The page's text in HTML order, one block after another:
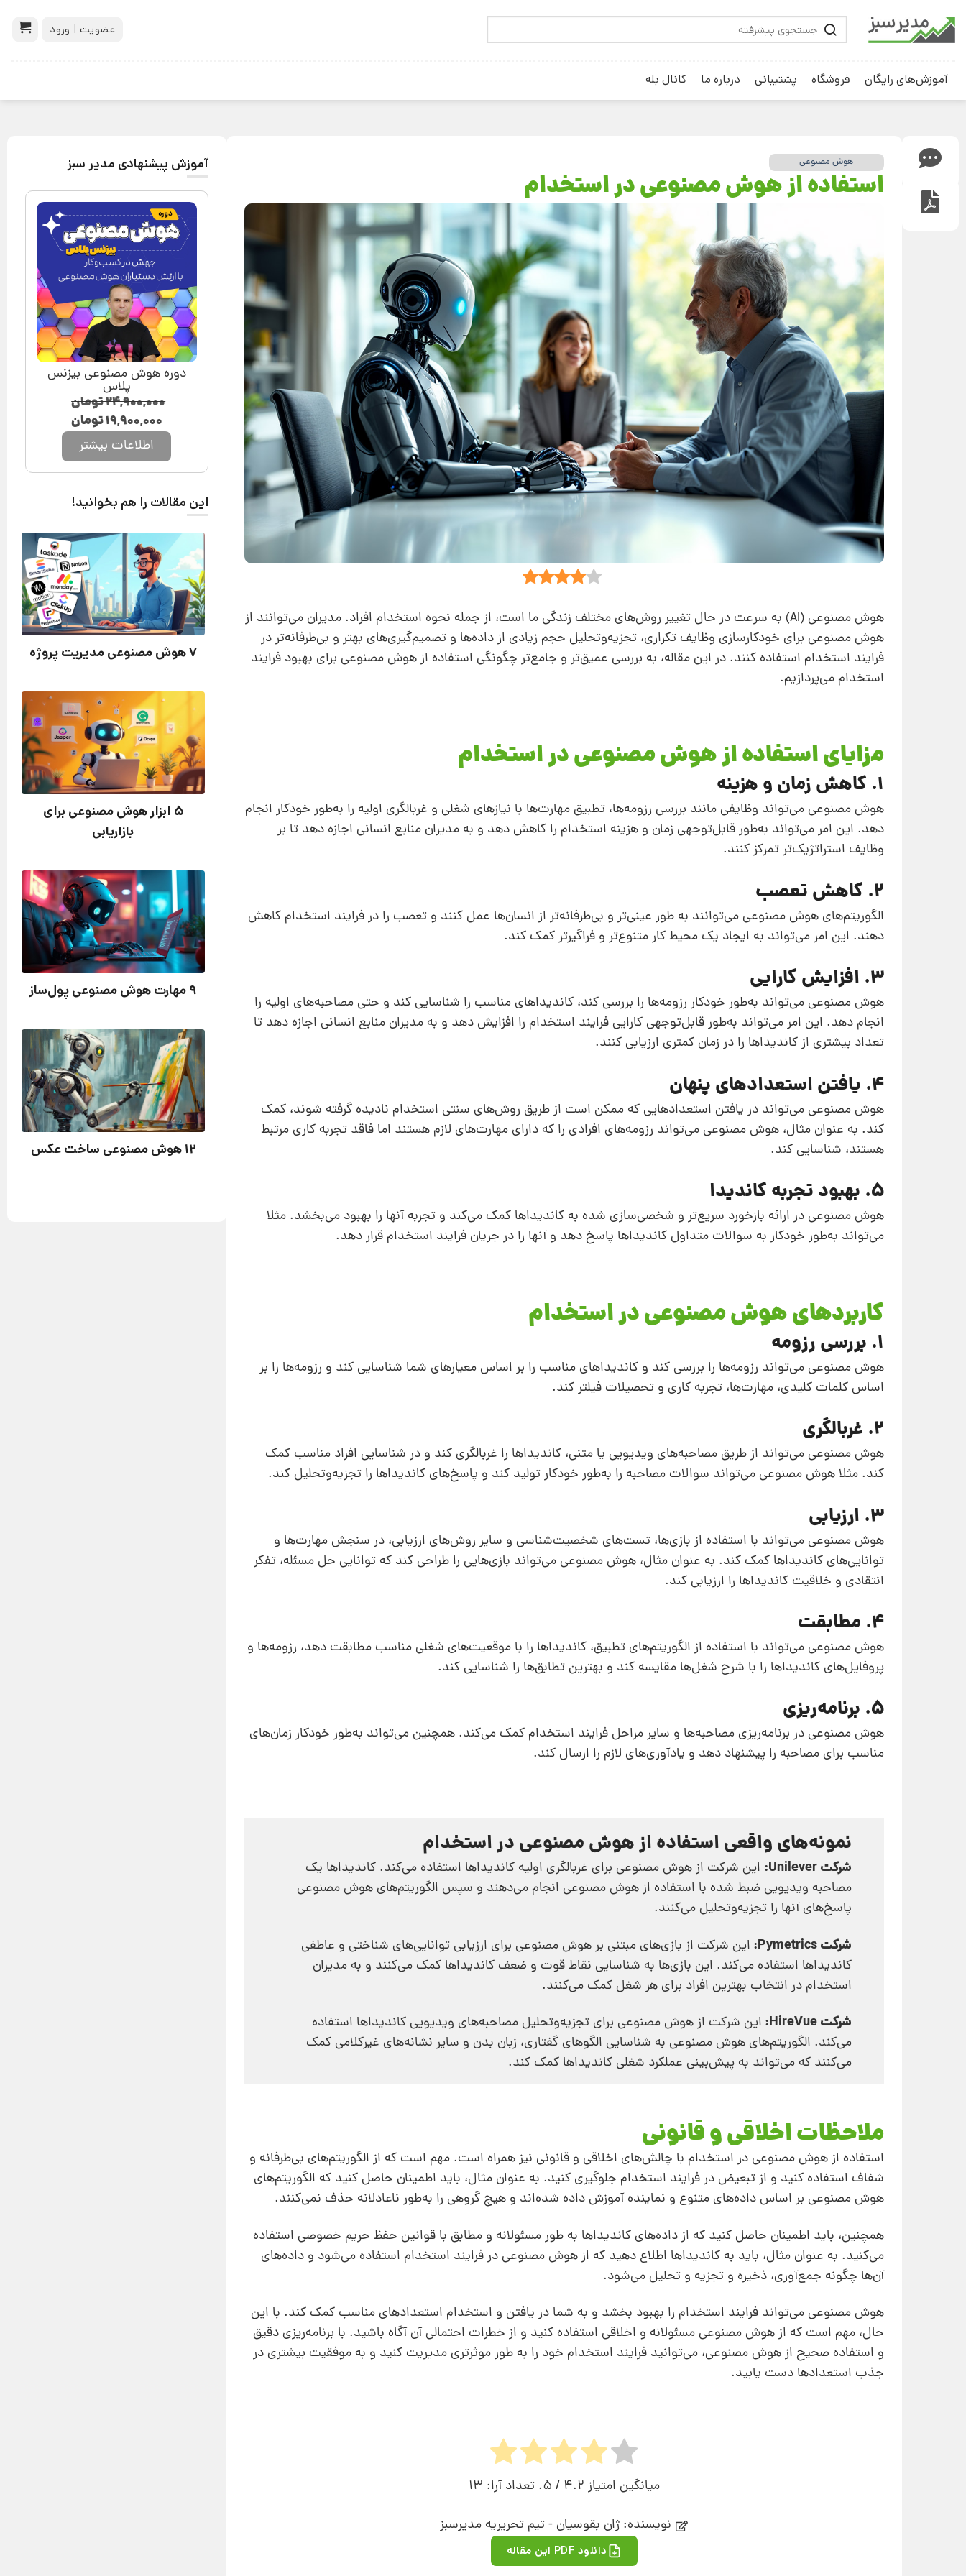
عضویت | ورود
آموزش‌های رایگان فروشگاه پشتیبانی درباره ما کانال بله
هوش مصنوعی
استفاده از هوش مصنوعی در استخدام
هوش مصنوعی (AI) به سرعت در حال تغییر روش‌های مختلف زندگی ما است، از جمله نحوه استخدام افراد. مدیران می‌توانند از
هوش مصنوعی برای خودکارسازی وظایف تکراری، تجزیه‌وتحلیل حجم زیادی از داده‌ها و تصمیم‌گیری‌های بهتر و بی‌طرفانه‌تر در
فرایند استخدام استفاده کنند. در این مقاله، به بررسی عمیق‌تر و جامع‌تر چگونگی استفاده از هوش مصنوعی برای بهبود فرایند
استخدام می‌پردازیم.
مزایای استفاده از هوش مصنوعی در استخدام
1. کاهش زمان و هزینه
هوش مصنوعی می‌تواند وظایفی مانند بررسی رزومه‌ها، تطبیق مهارت‌ها با نیازهای شغلی و غربالگری اولیه را به‌طور خودکار انجام
دهد. این امر می‌تواند به‌طور قابل‌توجهی زمان و هزینه استخدام را کاهش دهد و به مدیران منابع انسانی اجازه دهد تا بر
وظایف استراتژیک‌تر تمرکز کنند.
2. کاهش تعصب
الگوریتم‌های هوش مصنوعی می‌توانند به طور عینی‌تر و بی‌طرفانه‌تر از انسان‌ها عمل کنند و تعصب را در فرایند استخدام کاهش
دهند. این امر می‌تواند به ایجاد یک محیط کار متنوع‌تر و فراگیرتر کمک کند.
3. افزایش کارایی
هوش مصنوعی می‌تواند به‌طور خودکار رزومه‌ها را بررسی کند، کاندیداهای مناسب را شناسایی کند و حتی مصاحبه‌های اولیه را
انجام دهد. این امر می‌تواند به‌طور قابل‌توجهی کارایی فرایند استخدام را افزایش دهد و به مدیران منابع انسانی اجازه دهد تا
تعداد بیشتری از کاندیداها را در زمان کمتری ارزیابی کنند.
4. یافتن استعدادهای پنهان
هوش مصنوعی می‌تواند در یافتن استعدادهایی که ممکن است از طریق روش‌های سنتی استخدام نادیده گرفته شوند، کمک
کند. به عنوان مثال، هوش مصنوعی می‌تواند رزومه‌های افرادی را که دارای مهارت‌های لازم هستند اما فاقد تجربه کاری مرتبط
هستند، شناسایی کند.
5. بهبود تجربه کاندیدا
هوش مصنوعی در ارائه بازخورد سریع‌تر و شخصی‌سازی شده به کاندیداها کمک می‌کند و تجربه آنها را بهبود می‌بخشد. مثلا
می‌تواند به‌طور خودکار به سوالات متداول کاندیداها پاسخ دهد و آنها را در جریان فرایند استخدام قرار دهد.
کاربردهای هوش مصنوعی در استخدام
1. بررسی رزومه
هوش مصنوعی می‌تواند رزومه‌ها را بررسی کند و کاندیداهای مناسب را بر اساس معیارهای شما شناسایی کند و رزومه‌ها را بر
اساس کلمات کلیدی، مهارت‌ها، تجربه کاری و تحصیلات فیلتر کند.
2. غربالگری
هوش مصنوعی می‌تواند از طریق مصاحبه‌های ویدیویی یا متنی، کاندیداها را غربالگری کند و در شناسایی افراد مناسب کمک
کند. مثلا هوش مصنوعی می‌تواند سوالات مصاحبه را به‌طور خودکار تولید کند و پاسخ‌های کاندیداها را تجزیه‌وتحلیل کند.
3. ارزیابی
هوش مصنوعی می‌تواند با استفاده از بازی‌ها، تست‌های شخصیت‌شناسی و سایر روش‌های ارزیابی، در سنجش مهارت‌ها و
توانایی‌های کاندیداها کمک کند. به عنوان مثال، هوش مصنوعی می‌تواند بازی‌هایی را طراحی کند که توانایی حل مسئله، تفکر
انتقادی و خلاقیت کاندیداها را ارزیابی کند.
4. مطابقت
هوش مصنوعی می‌تواند با استفاده از الگوریتم‌های تطبیق، کاندیداها را با موقعیت‌های شغلی مناسب مطابقت دهد، رزومه‌ها و
پروفایل‌های کاندیداها را با شرح شغل‌ها مقایسه کند و بهترین تطابق‌ها را شناسایی کند.
5. برنامه‌ریزی
هوش مصنوعی در برنامه‌ریزی مصاحبه‌ها و سایر مراحل فرایند استخدام کمک می‌کند. همچنین می‌تواند به‌طور خودکار زمان‌های
مناسب برای مصاحبه را پیشنهاد دهد و یادآوری‌های لازم را ارسال کند.
نمونه‌های واقعی استفاده از هوش مصنوعی در استخدام
شرکت Unilever:
این شرکت از هوش مصنوعی برای غربالگری اولیه کاندیداها استفاده می‌کند. کاندیداها یک
مصاحبه ویدیویی ضبط شده با استفاده از هوش مصنوعی انجام می‌دهند و سپس الگوریتم‌های هوش مصنوعی
پاسخ‌های آنها را تجزیه‌وتحلیل می‌کنند.
شرکت Pymetrics:
این شرکت از بازی‌های مبتنی بر هوش مصنوعی برای ارزیابی توانایی‌های شناختی و عاطفی
کاندیداها استفاده می‌کند. این بازی‌ها به شناسایی نقاط قوت و ضعف کاندیداها کمک می‌کنند و به مدیران
استخدام در انتخاب بهترین افراد برای هر شغل کمک می‌کنند.
شرکت HireVue:
این شرکت از هوش مصنوعی برای تجزیه‌وتحلیل مصاحبه‌های ویدیویی کاندیداها استفاده
می‌کند. الگوریتم‌های هوش مصنوعی به شناسایی الگوهای گفتاری، زبان بدن و سایر نشانه‌های غیرکلامی کمک
می‌کنند که می‌تواند به پیش‌بینی عملکرد شغلی کاندیداها کمک کند.
ملاحظات اخلاقی و قانونی
استفاده از هوش مصنوعی در استخدام با چالش‌های اخلاقی و قانونی نیز همراه است. مهم است که از الگوریتم‌های بی‌طرفانه و
شفاف استفاده کنید و از تبعیض در فرایند استخدام جلوگیری کنید. به عنوان مثال، باید اطمینان حاصل کنید که الگوریتم‌های
هوش مصنوعی بر اساس داده‌های متنوع و نماینده آموزش داده شده‌اند و هیچ گروهی را به‌طور ناعادلانه حذف نمی‌کنند.
همچنین، باید اطمینان حاصل کنید که از داده‌های کاندیداها به طور مسئولانه و مطابق با قوانین حفظ حریم خصوصی استفاده
می‌کنید. به عنوان مثال، باید به کاندیداها اطلاع دهید که از هوش مصنوعی در فرایند استخدام استفاده می‌شود و داده‌های
آن‌ها چگونه جمع‌آوری، ذخیره و تجزیه و تحلیل می‌شود.
هوش مصنوعی می‌تواند فرایند استخدام را بهبود بخشد و به شما در یافتن و استخدام استعدادهای مناسب کمک کند. با این
حال، مهم است که از هوش مصنوعی مسئولانه و اخلاقی استفاده کنید و از خطرات احتمالی آن آگاه باشید. با برنامه‌ریزی دقیق
و استفاده صحیح از هوش مصنوعی، می‌توانید فرایند استخدام خود را به طور موثرتری مدیریت کنید و به موفقیت بیشتری در
جذب استعدادها دست یابید.
میانگین امتیاز 4.2 / 5. تعداد آرا:
13
نویسنده: ژان بقوسیان - تیم تحریریه مدیرسبز
دانلود PDF این مقاله
آموزش پیشنهادی مدیر سبز
دوره هوش مصنوعی بیزنس
پلاس
۲۴,۹۰۰,۰۰۰تومان
۱۹,۹۰۰,۰۰۰تومان
اطلاعات بیشتر
این مقالات را هم بخوانید!
7 هوش مصنوعی مدیریت پروژه
5 ابزار هوش مصنوعی برای
بازاریابی
9 مهارت هوش مصنوعی پول‌ساز
12 هوش مصنوعی ساخت عکس